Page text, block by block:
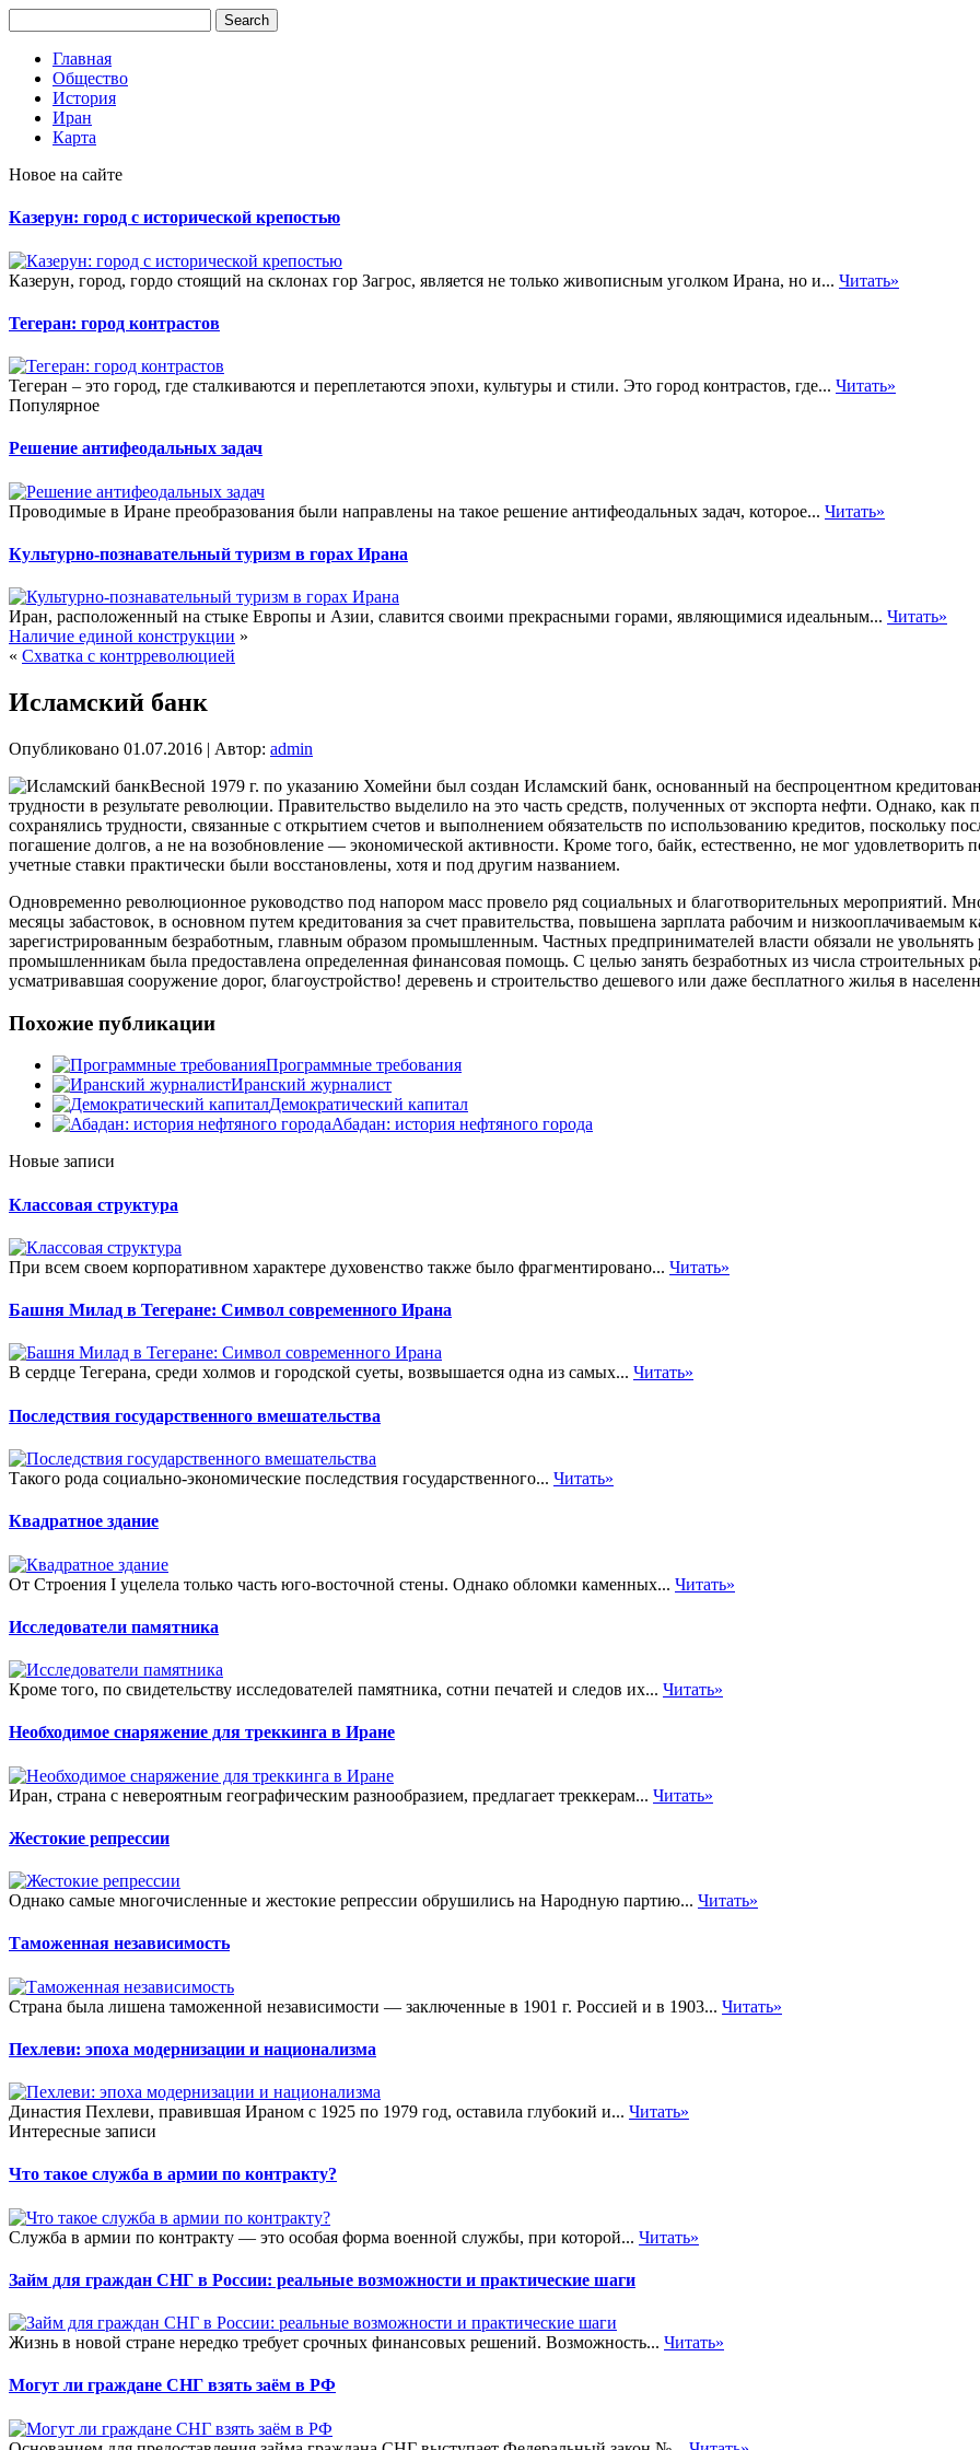
Главная
Общество
История
Иран
Карта
Новое на сайте
Казерун: город с исторической крепостью
Казерун, город, гордо стоящий на склонах гор Загрос, является не только живописным уголком Ирана, но и... Читать»
Тегеран: город контрастов
Тегеран – это город, где сталкиваются и переплетаются эпохи, культуры и стили. Это город контрастов, где... Читать»
Популярное
Решение антифеодальных задач
Проводимые в Иране преобразования были направлены на такое решение антифеодальных задач, которое... Читать»
Культурно-познавательный туризм в горах Ирана
Иран, расположенный на стыке Европы и Азии, славится своими прекрасными горами, являющимися идеальным... Читать»
Наличие единой конструкции »
« Схватка с контрреволюцией
Исламский банк
Опубликовано 01.07.2016 | Автор: admin
Весной 1979 г. по указанию Хомейни был создан Исламский банк, основанный на беспроцентном
трудности в результате революции. Правительство выделило на это часть средств, полученных от экспорта нефти. Однако, как
сохранялись трудности, связанные с открытием счетов и выполнением обязательств по использованию кредитов, поскольку
погашение долгов, а не на возобновление — экономической активности. Кроме того, байк, естественно, не мог удовлетворить
учетные ставки практически были восстановлены, хотя и под другим названием.
Одновременно революционное руководство под напором масс провело ряд социальных и благотворительных мероприятий.
месяцы забастовок, в основном путем кредитования за счет правительства, повышена зарплата рабочим и
зарегистрированным безработным, главным образом промышленным. Частных предпринимателей власти обязали не
промышленникам была предоставлена определенная финансовая помощь. С целью занять безработных из числа строительных
усматривавшая сооружение дорог, благоустройство! деревень и строительство дешевого или даже бесплатного жилья в
Похожие публикации
Программные требования
Иранский журналист
Демократический капитал
Абадан: история нефтяного города
Новые записи
Классовая структура
При всем своем корпоративном характере духовенство также было фрагментировано... Читать»
Башня Милад в Тегеране: Символ современного Ирана
В сердце Тегерана, среди холмов и городской суеты, возвышается одна из самых... Читать»
Последствия государственного вмешательства
Такого рода социально-экономические последствия государственного... Читать»
Квадратное здание
От Строения I уцелела только часть юго-восточной стены. Однако обломки каменных... Читать»
Исследователи памятника
Кроме того, по свидетельству исследователей памятника, сотни печатей и следов их... Читать»
Необходимое снаряжение для треккинга в Иране
Иран, страна с невероятным географическим разнообразием, предлагает треккерам... Читать»
Жестокие репрессии
Однако самые многочисленные и жестокие репрессии обрушились на Народную партию... Читать»
Таможенная независимость
Страна была лишена таможенной независимости — заключенные в 1901 г. Россией и в 1903... Читать»
Пехлеви: эпоха модернизации и национализма
Династия Пехлеви, правившая Ираном с 1925 по 1979 год, оставила глубокий и... Читать»
Интересные записи
Что такое служба в армии по контракту?
Служба в армии по контракту — это особая форма военной службы, при которой... Читать»
Займ для граждан СНГ в России: реальные возможности и практические шаги
Жизнь в новой стране нередко требует срочных финансовых решений. Возможность... Читать»
Могут ли граждане СНГ взять заём в РФ